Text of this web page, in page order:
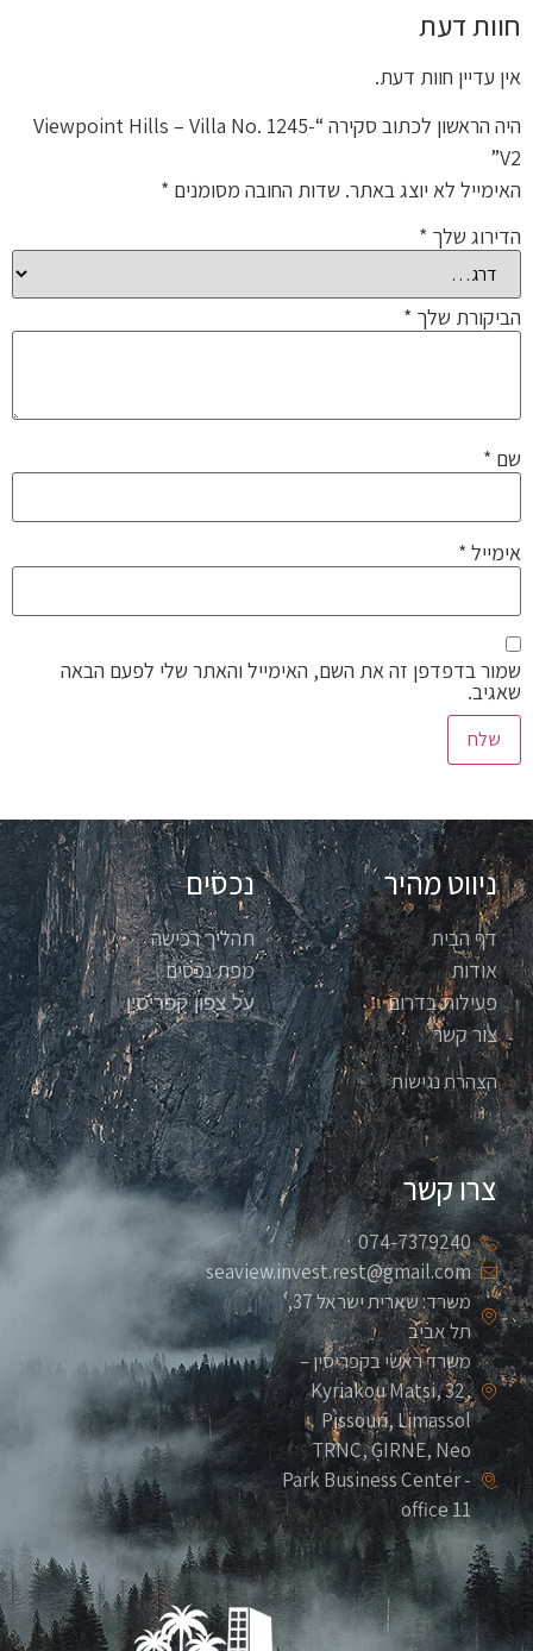
חוות דעת
אין עדיין חוות דעת.
היה הראשון לכתוב סקירה “Viewpoint Hills – Villa No. 1245-
V2”
האימייל לא יוצג באתר. שדות החובה מסומנים *
הדירוג שלך *
הביקורת שלך *
שם *
אימייל *
שמור בדפדפן זה את השם, האימייל והאתר שלי לפעם הבאה
שאגיב.
ניווט מהיר
דף הבית
אודות
פעילות בדרום
צור קשר
הצהרת נגישות
נכסים
תהליך רכישה
מפת נכסים
על צפון קפריסין
צרו קשר
074-7379240
seaview.invest.rest@gmail.com
משרד: שארית ישראל 37,
תל אביב
משרד ראשי בקפריסין –
Kyriakou Matsi, 32,
Pissouri, Limassol
TRNC, GIRNE, Neo
Park Business Center -
office 11